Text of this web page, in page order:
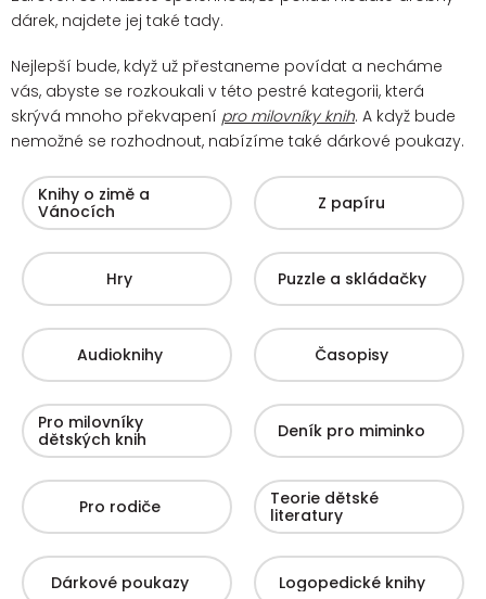
dárek, najdete jej také tady.
Nejlepší bude, když už přestaneme povídat a necháme
vás, abyste se rozkoukali v této pestré kategorii, která
skrývá mnoho překvapení pro milovníky knih. A když bude
nemožné se rozhodnout, nabízíme také dárkové poukazy.
Knihy o zimě a
Vánocích
Z papíru
Hry Puzzle a skládačky
Audioknihy Časopisy
Pro milovníky
dětských knih
Deník pro miminko
Pro rodiče
Teorie dětské
literatury
Dárkové poukazy Logopedické knihy